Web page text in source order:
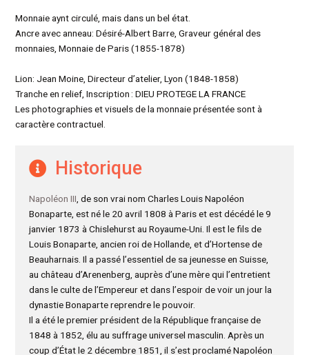
Monnaie aynt circulé, mais dans un bel état.
Ancre avec anneau: Désiré-Albert Barre, Graveur général des
monnaies, Monnaie de Paris (1855-1878)
Lion: Jean Moine, Directeur d’atelier, Lyon (1848-1858)
Tranche en relief, Inscription : DIEU PROTEGE LA FRANCE
Les photographies et visuels de la monnaie présentée sont à
caractère contractuel.
Historique
Napoléon III , de son vrai nom Charles Louis Napoléon
Bonaparte, est né le 20 avril 1808 à Paris et est décédé le 9
janvier 1873 à Chislehurst au Royaume-Uni. Il est le fils de
Louis Bonaparte, ancien roi de Hollande, et d’Hortense de
Beauharnais. Il a passé l’essentiel de sa jeunesse en Suisse,
au château d’Arenenberg, auprès d’une mère qui l’entretient
dans le culte de l’Empereur et dans l’espoir de voir un jour la
dynastie Bonaparte reprendre le pouvoir.
Il a été le premier président de la République française de
1848 à 1852, élu au suffrage universel masculin. Après un
coup d’État le 2 décembre 1851, il s’est proclamé Napoléon